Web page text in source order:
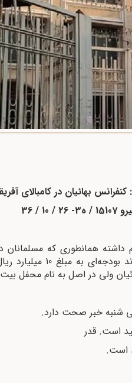
بهائیان در کامبالای
/ ه‌3- 26 / 10 / 36
داشته همانطوری که
ایران مهدیه امام زمان
ولی در اصل به نام محفل
شنبه خبر صحت دارد.
است. قدر